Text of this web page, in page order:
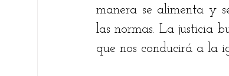
manera se alimenta y
las normas. La justicia
que nos conducirá a la